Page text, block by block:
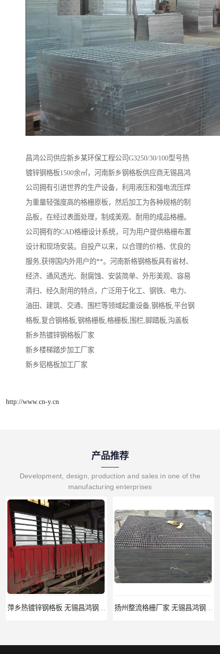
昌鸿公司供应新乡某环保工程公司G3250/30/100型号热
镀锌钢格板1500余㎡，河南新乡钢格板供应商无锡昌鸿
公司拥有引进世界的生产设备，利用液压和强电流压焊
为重量轻强度高的格栅原板，然后加工为各种规格的制
品板，在经过表面处理，制成美观、耐用的成品格栅。
公司拥有的CAD格栅设计系统，可为用户提供格栅布置
设计和现场安装。自投产以来，以合理的价格、优良的
服务,获得国内外用户的**。河南新格钢格板具有省材、
经济、通风透光、耐腐蚀、安装简单、外形美观、容易
清扫、经久耐用的特点，广泛用于化工、钢铁、电力、
油田、建筑、交通、围栏等领域起重设备,钢格板,平台钢
格板,复合钢格板,钢格栅板,格栅板,围栏,脚踏板,沟盖板
新乡热镀锌钢格板厂家
新乡楼梯踏步加工厂家
新乡铝格板加工厂家
http://www.cn-y.cn
产品推荐
Development, design, production and sales in one of the
manufacturing enterprises
萍乡热镀锌钢格板 无锡昌鸿钢格板有限公司 扬州整流格栅厂家 无锡昌鸿钢格板有限公司